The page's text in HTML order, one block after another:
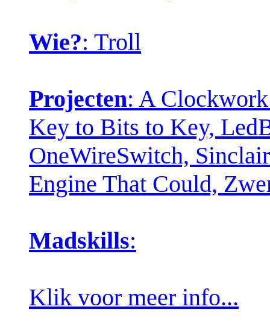
Wie?: Troll
Projecten: A
Key to Bits to Key,
OneWireSwitch,
Engine That Could,
Madskills:
Klik voor meer info...